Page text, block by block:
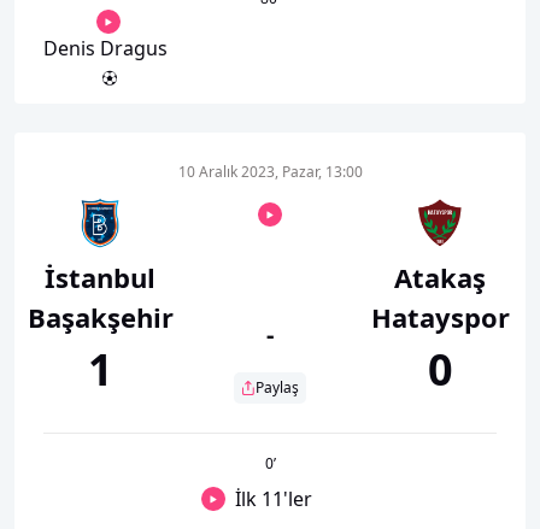
Denis Dragus
İstanbul
Başakşehir
1
10 Aralık 2023, Pazar, 13:00
-
Paylaş
Atakaş
Hatayspor
0
0’
İlk 11'ler